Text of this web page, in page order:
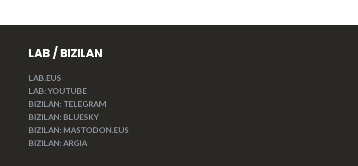
LAB / BIZILAN
LAB.EUS
LAB: YOUTUBE
BIZILAN: TELEGRAM
BIZILAN: BLUESKY
BIZILAN: MASTODON.EUS
BIZILAN: ARGIA